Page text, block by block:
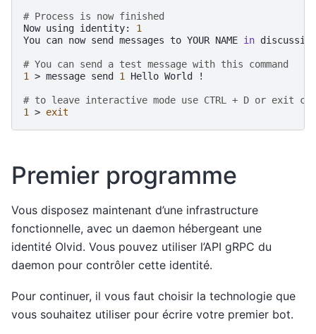
# Process is now finished
Now using identity:
1
You can now send messages to YOUR NAME in discussion
# You can send a test message with this command
1
> message send 1 Hello World !
# to leave interactive mode use CTRL + D or exit
1
> exit
Premier programme
Vous disposez maintenant d’une infrastructure
fonctionnelle, avec un daemon hébergeant une
identité Olvid. Vous pouvez utiliser l’API gRPC du
daemon pour contrôler cette identité.
Pour continuer, il vous faut choisir la technologie que
vous souhaitez utiliser pour écrire votre premier bot.